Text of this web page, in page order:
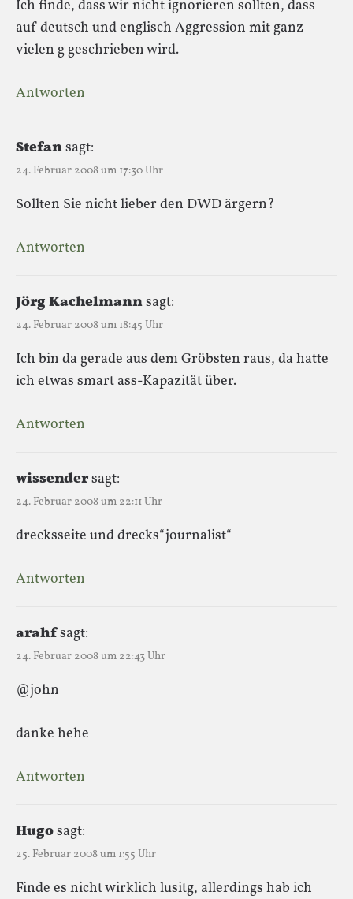
Ich finde, dass wir nicht ignorieren sollten, dass
auf deutsch und englisch Aggression mit ganz
vielen g geschrieben wird.
Antworten
Stefansagt:
24. Februar 2008 um 17:30 Uhr
Sollten Sie nicht lieber den DWD ärgern?
Antworten
Jörg Kachelmannsagt:
24. Februar 2008 um 18:45 Uhr
Ich bin da gerade aus dem Gröbsten raus, da hatte
ich etwas smart ass-Kapazität über.
Antworten
wissendersagt:
24. Februar 2008 um 22:11 Uhr
drecksseite und drecks“journalist“
Antworten
arahfsagt:
24. Februar 2008 um 22:43 Uhr
@john
danke hehe
Antworten
Hugosagt:
25. Februar 2008 um 1:55 Uhr
Finde es nicht wirklich lusitg, allerdings hab ich